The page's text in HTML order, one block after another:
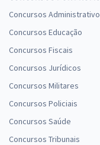
Concursos
Concursos Educação
Concursos Fiscais
Concursos Jurídicos
Concursos Militares
Concursos Policiais
Concursos Saúde
Concursos Tribunais